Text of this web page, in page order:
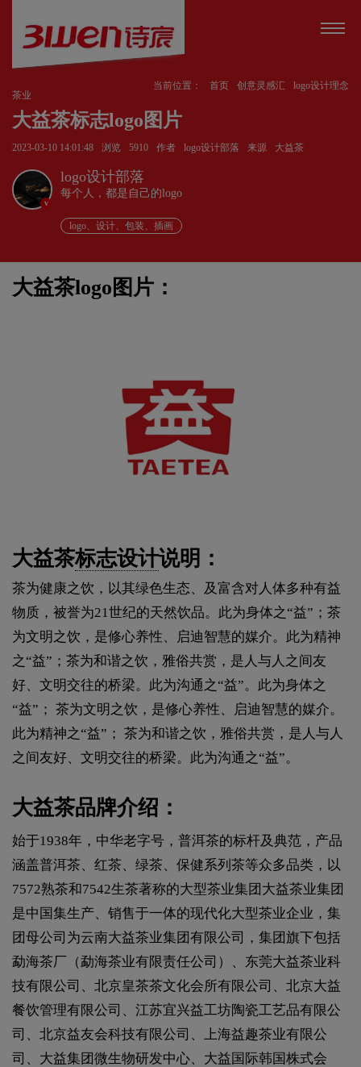
当前位置： 首页 创意灵感汇
logo设计理念
茶业
大益茶标志logo图片
2023-03-10 14:01:48 浏览 5910 作者 logo设计部落 来源 大益茶
v
logo设计部落
每个人，都是自己的logo
logo、设计、包装、插画
大益茶logo图片：
大益茶标志设计说明：
茶为健康之饮，以其绿色生态、及富含对人体多种有益
物质，被誉为21世纪的天然饮品。此为身体之“益”；茶
为文明之饮，是修心养性、启迪智慧的媒介。此为精神
之“益”；茶为和谐之饮，雅俗共赏，是人与人之间友
好、文明交往的桥梁。此为沟通之“益”。此为身体之
“益”； 茶为文明之饮，是修心养性、启迪智慧的媒介。
此为精神之“益”； 茶为和谐之饮，雅俗共赏，是人与人
之间友好、文明交往的桥梁。此为沟通之“益”。
大益茶品牌介绍：
始于1938年，中华老字号，普洱茶的标杆及典范，产品
涵盖普洱茶、红茶、绿茶、保健系列茶等众多品类，以
7572熟茶和7542生茶著称的大型茶业集团大益茶业集团
是中国集生产、销售于一体的现代化大型茶业企业，集
团母公司为云南大益茶业集团有限公司，集团旗下包括
勐海茶厂（勐海茶业有限责任公司）、东莞大益茶业科
技有限公司、北京皇茶茶文化会所有限公司、北京大益
餐饮管理有限公司、江苏宜兴益工坊陶瓷工艺品有限公
司、北京益友会科技有限公司、上海益趣茶业有限公
司、大益集团微生物研发中心、大益国际韩国株式会